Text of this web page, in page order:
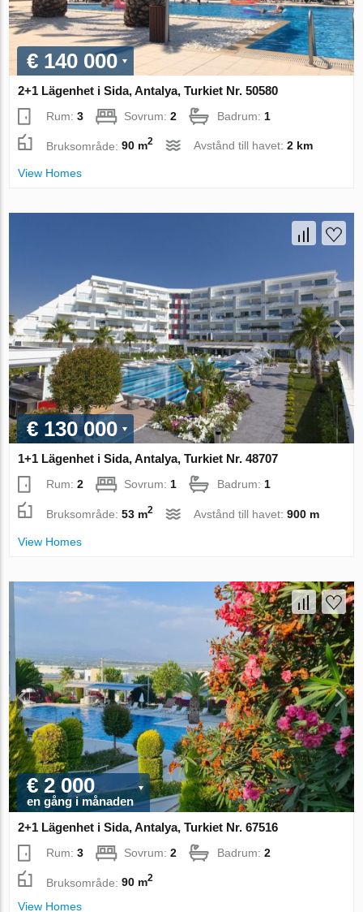
€ 140 000
2+1 Lägenhet i Sida, Antalya, Turkiet Nr. 50580
Rum:3 Sovrum:2 Badrum: 1
Bruksområde:90 m2 Avstånd till havet:2 km
View Homes
€ 130 000
1+1 Lägenhet i Sida, Antalya, Turkiet Nr. 48707
Rum:2 Sovrum: 1 Badrum: 1
Bruksområde:53 m2 Avstånd till havet:900 m
View Homes
€ 2 000
en gång i månaden
2+1 Lägenhet i Sida, Antalya, Turkiet Nr. 67516
Rum:3 Sovrum:2 Badrum:2
Bruksområde:90 m2
View Homes